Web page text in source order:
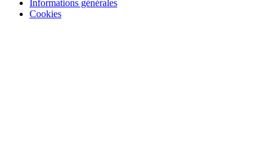
Informations générales
Cookies